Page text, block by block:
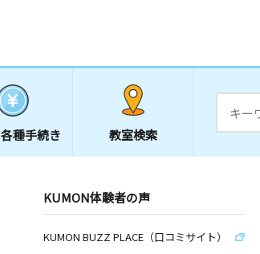
各種手続き 教室検索
KUMON体験者の声
KUMON BUZZ PLACE（口コミサイト）